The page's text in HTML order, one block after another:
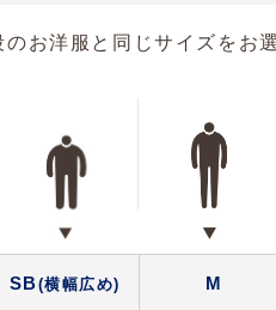
お洋服と同じサイズをお
SB(横幅広め) M